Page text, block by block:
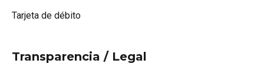
Tarjeta de débito
Transparencia / Legal